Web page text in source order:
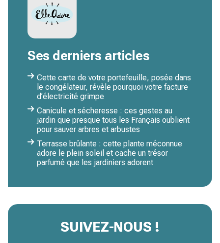
Ses derniers articles
Cette carte de votre portefeuille, posée dans
le congélateur, révèle pourquoi votre facture
d’électricité grimpe
Canicule et sécheresse : ces gestes au
jardin que presque tous les Français oublient
pour sauver arbres et arbustes
Terrasse brûlante : cette plante méconnue
adore le plein soleil et cache un trésor
parfumé que les jardiniers adorent
SUIVEZ-NOUS !